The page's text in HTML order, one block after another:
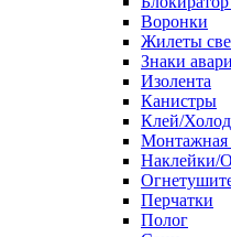
Воронки
Жилеты
Знаки
Изолента
Канистры
Клей/
Монтажная
Наклейки/
Перчатки
Полог